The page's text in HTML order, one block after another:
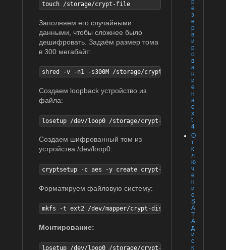
р
е
з
е
р
в
и
р
о
в
а
н
и
е
н
а
e
x
t
4
О
т
к
л
ю
ч
е
н
и
е
S
A
T
A
д
и
с
к
touch /storage/crypt-file
Заполняем его случайными
данными, чтобы сложнее было
дешифровать. Задаём размер тома
в 300 мегабайт:
shred -v -n1 -s300M /storage/crypt-file
Создаем loopback устройство из
файла:
losetup /dev/loop0 /storage/crypt-file
Создаем шифрованный том из
устройства /dev/loop0:
cryptsetup -c aes -y create crypt-disk /dev/loop0
Форматируем файловую систему:
mkfs -t ext2 /dev/mapper/crypt-disk
Монтирование:
losetup /dev/loop0 /storage/crypt-file